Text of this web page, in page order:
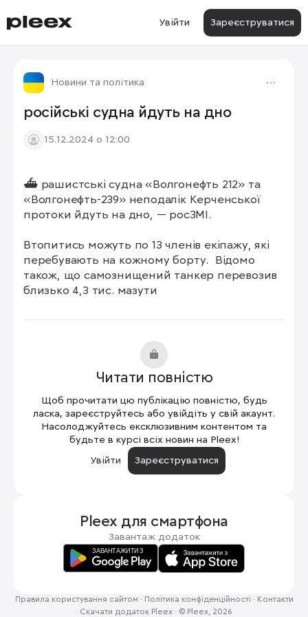
Увійти Зареєструватися
Новини та політика
російські судна йдуть на дно
15.12.2024 о 12:00
⛴ рашистські судна «Волгонефть 212» та
«Волгонефть-239» неподалік Керченської
протоки йдуть на дно, — росЗМІ.
Втопитись можуть по 13 членів екіпажу, які
перебувають на кожному борту.  Відомо
також, що самознищений танкер перевозив
близько 4,3 тис. мазути
Читати повністю
Щоб прочитати цю публікацію повністю, будь
ласка, зареєструйтесь або увійдіть у свій акаунт.
Насолоджуйтесь ексклюзивним контентом та
будьте в курсі всіх новин на Pleex!
Увійти
Зареєструватися
Pleex для смартфона
Завантаж додаток
Правила користування сайтом · Політика конфіденційності · Контакти
· Скачати додаток Pleex · © Pleex, 2026